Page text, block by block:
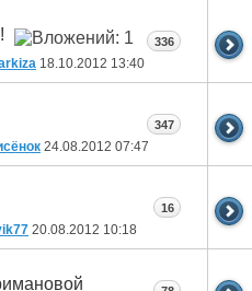
18.10.2012 13:40
336
24.08.2012 07:47
347
20.08.2012 10:18
16